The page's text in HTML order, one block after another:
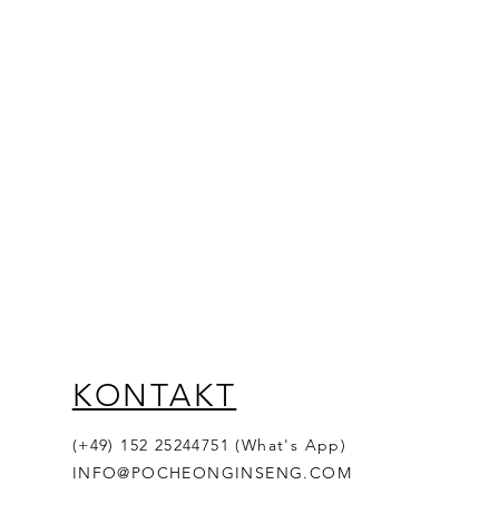
KONTAKT
(+49) 152 25244751 (What's App)
INFO@POCHEONGINSENG.COM